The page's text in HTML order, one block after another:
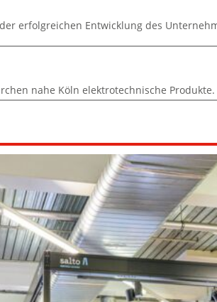
erfolgreichen Entwicklung des
nahe Köln elektrotechnische Produkte.